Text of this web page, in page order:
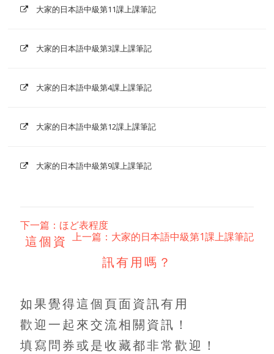
大家的日本語中級第11課上課筆記
大家的日本語中級第3課上課筆記
大家的日本語中級第4課上課筆記
大家的日本語中級第12課上課筆記
大家的日本語中級第9課上課筆記
下一篇：ほど表程度
上一篇：大家的日本語中級第1課上課筆記
這個資
訊有用嗎？
如果覺得這個頁面資訊有用
歡迎一起來交流相關資訊！
填寫問券或是收藏都非常歡迎！